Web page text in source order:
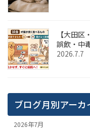
【大田
誤飲・中
2026.7.7
ブログ月別アーカ
2026年7月